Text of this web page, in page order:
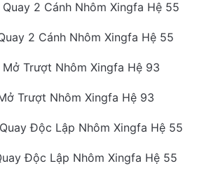
2 Cánh Nhôm Xingfa Hệ 55
Trượt Nhôm Xingfa Hệ 93
Độc Lập Nhôm Xingfa Hệ 55